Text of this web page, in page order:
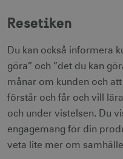
Resetiken
Du kan också informera
göra” och ”det du kan
månar om kunden och
förstår och får och vill
och under vistelsen. Du
engagemang för din
veta lite mer om